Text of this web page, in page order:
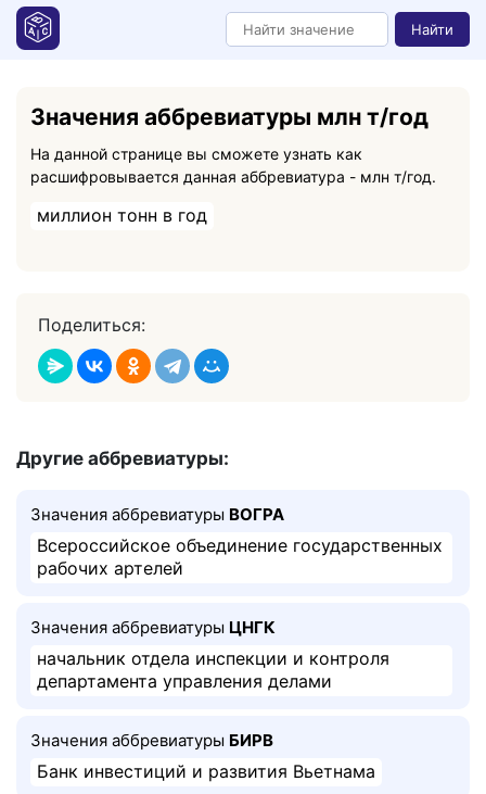
Найти
Значения аббревиатуры млн т/год
На данной странице вы сможете узнать как
расшифровывается данная аббревиатура - млн т/год.
миллион тонн в год
Поделиться:
Другие аббревиатуры:
Значения аббревиатуры ВОГРА
Всероссийское объединение государственных
рабочих артелей
Значения аббревиатуры ЦНГК
начальник отдела инспекции и контроля
департамента управления делами
Значения аббревиатуры БИРВ
Банк инвестиций и развития Вьетнама